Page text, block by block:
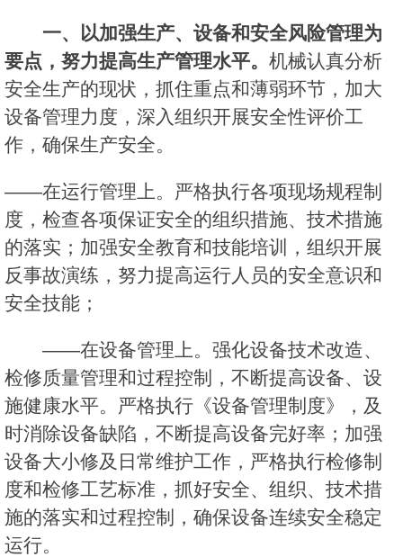
一、以加强生产、设备和安全风险管理为
要点，努力提高生产管理水平。 机械认真分析
安全生产的现状，抓住重点和薄弱环节，加大
设备管理力度，深入组织开展安全性评价工
作，确保生产安全。
——在运行管理上。严格执行各项现场规程制
度，检查各项保证安全的组织措施、技术措施
的落实；加强安全教育和技能培训，组织开展
反事故演练，努力提高运行人员的安全意识和
安全技能；
——在设备管理上。强化设备技术改造、
检修质量管理和过程控制，不断提高设备、设
施健康水平。严格执行《设备管理制度》，及
时消除设备缺陷，不断提高设备完好率；加强
设备大小修及日常维护工作，严格执行检修制
度和检修工艺标准，抓好安全、组织、技术措
施的落实和过程控制，确保设备连续安全稳定
运行。